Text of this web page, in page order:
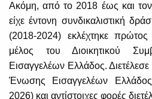
Ακόμη, από το 2018 έως και
είχε έντονη συνδικαλιστική
(2018-2024) εκλέχτηκε
μέλος του Διοικητικού
Εισαγγελέων Ελλάδος.
Ένωσης Εισαγγελέων
2026) και αντίστοιχες φορές